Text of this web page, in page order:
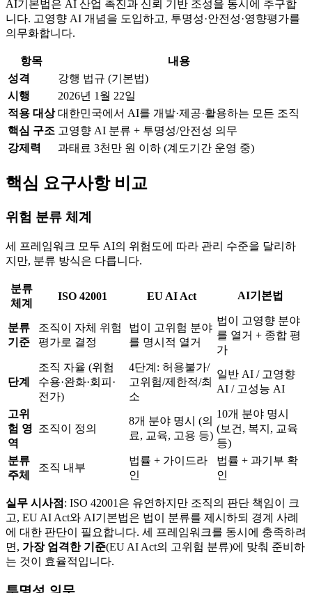
AI기본법은 AI 산업 촉진과 신뢰 기반 조성을 동시에 추구합
니다. 고영향 AI 개념을 도입하고, 투명성·안전성·영향평가를
의무화합니다.
항목
내용
성격
강행 법규 (기본법)
시행
2026년 1월 22일
적용 대상 대한민국에서 AI를 개발·제공·활용하는 모든 조직
핵심 구조 고영향 AI 분류 + 투명성/안전성 의무
강제력
과태료 3천만 원 이하 (계도기간 운영 중)
핵심 요구사항 비교
위험 분류 체계
세 프레임워크 모두 AI의 위험도에 따라 관리 수준을 달리하
지만, 분류 방식은 다릅니다.
분류
체계
ISO 42001 EU AI Act AI기본법
분류
기준
조직이 자체 위험
평가로 결정
법이 고위험 분야
를 명시적 열거
법이 고영향 분야
를 열거 + 종합 평
가
단계
조직 자율 (위험
수용·완화·회피·
전가)
4단계: 허용불가/
고위험/제한적/최
소
일반 AI / 고영향
AI / 고성능 AI
고위
험 영
역
조직이 정의
8개 분야 명시 (의
료, 교육, 고용 등)
10개 분야 명시
(보건, 복지, 교육
등)
분류
주체
조직 내부
법률 + 가이드라
인
법률 + 과기부 확
인
실무 시사점 : ISO 42001은 유연하지만 조직의 판단 책임이 크
고, EU AI Act와 AI기본법은 법이 분류를 제시하되 경계 사례
에 대한 판단이 필요합니다. 세 프레임워크를 동시에 충족하려
면, 가장 엄격한 기준(EU AI Act의 고위험 분류)에 맞춰 준비하
는 것이 효율적입니다.